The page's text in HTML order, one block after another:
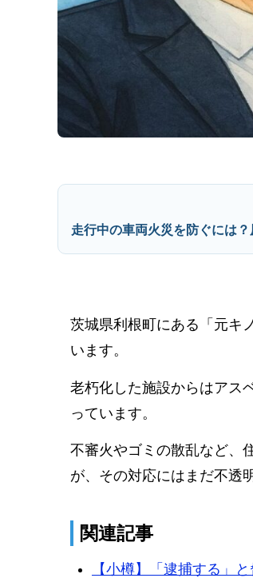
走行中の車両火災を防ぐには
茨城県利根町にある「元キ
います。
老朽化した施設からはアス
っています。
不審火やゴミの散乱など、
が、その対応にはまだ不透
関連記事
【小樽】「逮捕する」